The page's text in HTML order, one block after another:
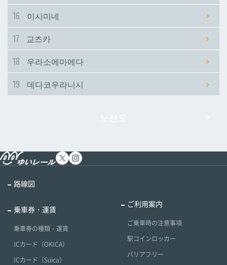
데다코우라니시
데다코우라니시
16
이시미네
17
교즈카
18
우라소에마에다
19
데다코우라니시
路線図
乗車券・運賃
乗車券の種類・運賃
ICカード（OKICA）
ICカード（Suica）
ご利用案内
ご乗車時の注意事項
駅コインロッカー
バリアフリー